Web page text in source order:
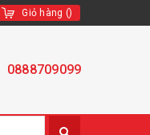
Giỏ hàng ()
0888709099